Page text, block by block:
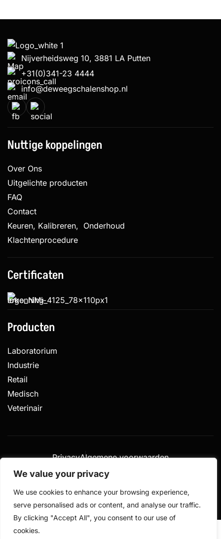
We value your privacy
We use cookies to enhance your browsing experience,
serve personalised ads or content, and analyse our traffic.
By clicking "Accept All", you consent to our use of
cookies.
Nijverheidsweg 10, 3881 LA Putten
+31(0)341-23 4444
info@deweegschalenshop.nl
Nuttige koppelingen
Over Ons
Uitgelichte producten
FAQ
Contact
Keuren, Kalibreren, Onderhoud
Klachtenprocedure
Certificaten
Producten
Laboratorium
Industrie
Retail
Medisch
Veterinair
voorbehouden
Gemaakt door
PrivacyAlgemene voorwaarden